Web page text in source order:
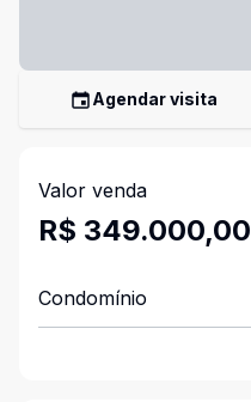
Agendar visita
Valor venda
R$ 349.000,00
Condomínio